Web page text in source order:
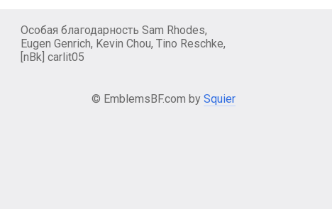
Особая благодарность Sam Rhodes,
Eugen Genrich, Kevin Chou, Tino Reschke,
[nBk] carlit05
© EmblemsBF.com by Squier